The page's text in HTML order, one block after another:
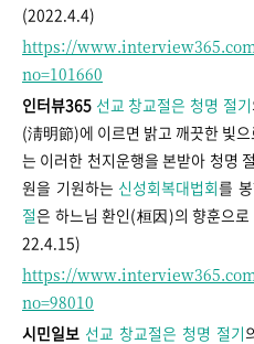
(2022.4.4)
https://
no=101660
인터뷰365 선교 창교절은 청명 절기
(淸明節)에 이르면 밝고 깨끗한 빛
는 이러한 천지운행을 본받아 청명
원을 기원하는 신성회복대법회를
절은 하느님 환인(桓因)의 향훈으
22.4.15)
https://
no=98010
시민일보 선교 창교절은 청명 절기